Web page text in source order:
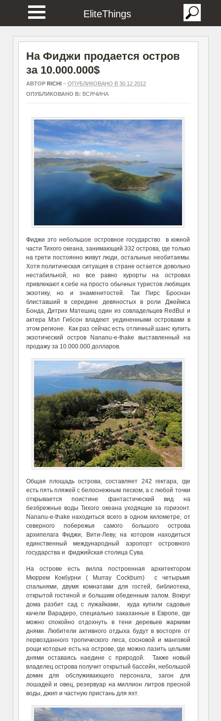
EliteThings
На Фиджи продается остров
за 10.000.000$
АВТОР RICHI– ОПУБЛИКОВАНО В 30.12.2012
ОПУБЛИКОВАНО В: ВСЯЧИНА
Фиджи это небольшое островное государство в южной
части Тихого океана, занимающий 332 острова, где только
на трети постоянно живут люди, остальные необитаемы.
Хотя политическая ситуация в стране остается довольно
нестабильной, но все равно курорты на островах
привлекают к себе на просто обычных туристов любящих
экзотику, но и знаменитостей. Так Пирс Броснан
блиставший в середине девяностых в роли Джеймса
Бонда, Дитрих Матешиц один из совладельцев RedBul и
актера Мэл Гибсон владеют уединенными островами в
этом регионе. Как раз сейчас есть отличный шанс купить
экзотический остров Nananu-e-thake выставленный на
продажу за 10.000.000 долларов.
Общая площадь острова, составляет 242 гектара, где
есть пять пляжей с белоснежным песком, а с любой точки
открывается поистине фантастический вид на
безбрежные воды Тихого океана уходящие за горизонт.
Nananu-e-thake находиться всего в одном километре, от
северного побережья самого большого острова
архипелага Фиджи, Вити-Леву, на котором находиться
единственный международный аэропорт островного
государства и фиджийская столица Сува.
На острове есть вилла построенная архитектором
Мюррем Кокбурни ( Murray Cockburn) с четырьмя
спальнями, двумя комнатами для гостей, библиотека,
открытой гостиной и большим обеденным залом. Вокруг
дома разбит сад с лужайками, куда купили садовые
качели Варадеро, специально заказанные в Европе, где
можно спокойно отдохнуть в тени деревьев жаркими
днями. Любители активного отдыха будут в восторге от
первозданного тропического леса, сосновой и манговой
рощи которые есть на острове, где можно лазить целыми
днями оставаясь наедине с природой. Также новый
владелец острова получит открытый бассейн, небольшой
домик для обслуживающего персонала, загон для
лошадей и овец, резервуар на миллион литров пресной
воды, джип и частную пристань для яхт.